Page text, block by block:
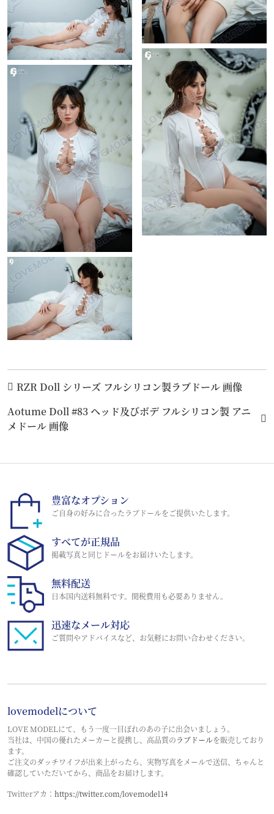
RZR Doll シリーズ フルシリコン製ラブドール 画像
Aotume Doll #83 ヘッド及びボデ フルシリコン製 アニ
メドール 画像
豊富なオプション
ご自身の好みに合ったラブドールをご提供いたします。
すべてが正規品
掲載写真と同じドールをお届けいたします。
無料配送
日本国内送料無料です。関税費用も必要ありません。
迅速なメール対応
ご質問やアドバイスなど、お気軽にお問い合わせください。
lovemodelについて
LOVE MODELにて、もう一度一目ぼれのあの子に出会いましょう。
当社は、中国の優れたメーカーと提携し、高品質のラブドールを販売しており
ます。
ご注文のダッチワイフが出来上がったら、実物写真をメールで送信、ちゃんと
確認していただいてから、商品をお届けします。
Twitterアカ： https://twitter.com/lovemodel14